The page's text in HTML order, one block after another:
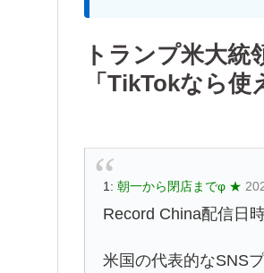
トランプ米大
「TikTokなら使
1: 朝一から閉店までφ ★
Record China配信日
米国の代表的なSNS